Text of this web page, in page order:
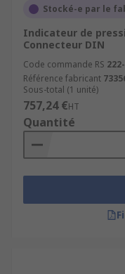
Stocké-e par le
Indicateur de
Connecteur DIN
Code commande RS
Référence fabricant
Sous-total (1 unité)
757,24 €HT
Quantité